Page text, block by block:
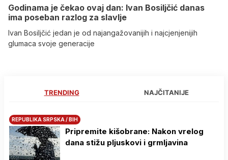
Godinama je čekao ovaj dan: Ivan Bosiljčić danas
ima poseban razlog za slavlje
Ivan Bosiljčić jedan je od najangažovanijih i najcjenjenijih
glumaca svoje generacije
TRENDING NAJČITANIJE
REPUBLIKA SRPSKA / BIH
Pripremite kišobrane: Nakon vrelog
dana stižu pljuskovi i grmljavina